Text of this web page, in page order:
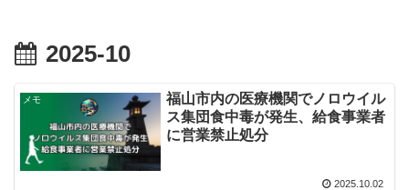
2025-10
メモ
福山市内の医療機関でノロウイル
ス集団食中毒が発生、給食事業者
に営業禁止処分
2025.10.02